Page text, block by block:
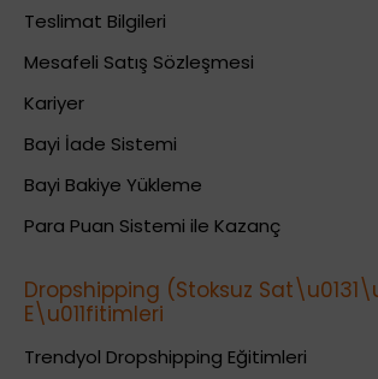
Teslimat Bilgileri
Mesafeli Satış Sözleşmesi
Kariyer
Bayi İade Sistemi
Bayi Bakiye Yükleme
Para Puan Sistemi ile Kazanç
Dropshipping (Stoksuz
E\u011fitimleri
Trendyol Dropshipping Eğitimleri